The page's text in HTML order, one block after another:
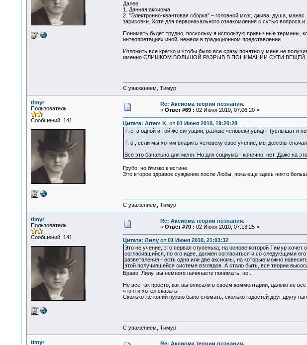
Далее:
1. Данная аксиома
2. "Электронно-квантовая сборка" – головной мозг, джива, душа, манас.
зарисовки. Хотя для первоначального ознакомления с сутью вопроса и
Понимать будет трудно, поскольку я использую привычные термины,
интерпретациях иной, нежели в традиционном представлении.
Изложить все кратко и чтобы было все сразу понятно у меня не
именно СЛИШКОМ БОЛЬШОЙ РАЗРЫВ В ПОНИМАНИИ СУТИ
С уважением, Тимур
timyr
Пользователь
Сообщений: 141
Re: Аксиома теории познания.
« Ответ #69 : 02 Июня 2010, 07:06:20 »
Цитата: Artem K. от 01 Июня 2010, 19:20:28
Т. е. в одной и той же ситуации, разные человеки увидят (услышат и
Т. о., если мы хотим впарить человеку свое учение, мы должны
Все это банально для меня. Но для социума - конечно, нет. Даже на
Грубо, но близко к истине.
Это второе здравое суждение после Любы, пока еще здесь никто
С уважением, Тимур
timyr
Пользователь
Сообщений: 141
Re: Аксиома теории познания.
« Ответ #70 : 02 Июня 2010, 07:13:25 »
Цитата: Лилу от 01 Июня 2010, 21:03:32
Это не учение, это первая ступенька, на основе которой Тимур
согласившийся, по его идее, должен согласиться и со следующими
разветвления - есть одна или две аксиомы, на которые можно
этой получившейся системе взглядов. А стало быть, все теории
Браво, Лилу, вы немного начинаете понимать, но...
Не все так просто, как вы описали в своем комментарии, далеко не
что я и хотел сказать.
Сколько же копий нужно было сломать, сколько гадостей друг другу
С уважением, Тимур
timyr Re: Аксиома теории познания.